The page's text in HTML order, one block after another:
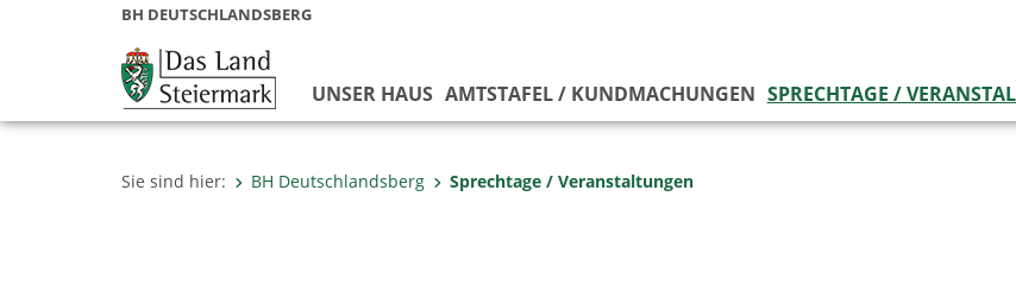
BH DEUTSCHLANDSBERG
UNSER HAUS AMTSTAFEL / KUNDMACHUNGEN SPRECHTAGE /
Sie sind hier: BH Deutschlandsberg Sprechtage / Veranstaltungen